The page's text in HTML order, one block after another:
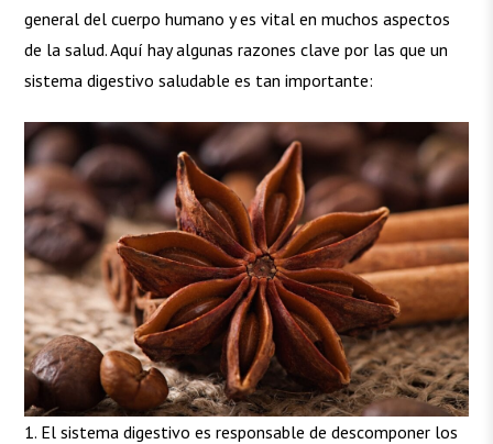
general del cuerpo humano y es vital en muchos aspectos
de la salud. Aquí hay algunas razones clave por las que un
sistema digestivo saludable es tan importante:
1. El sistema digestivo es responsable de descomponer los